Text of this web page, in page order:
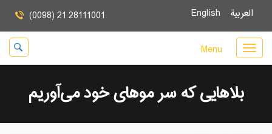
العربية (0098) 21 28111001
Menu
بلاهایی که سر موهای خود می‌آوریم